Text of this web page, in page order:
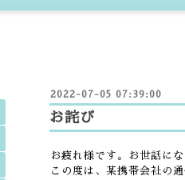
2022-07-05 07:39:00
お詫び
お疲れ様です。お世話に
この度は、某携帯会社の